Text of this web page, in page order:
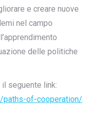
e creare nuove
nel campo
delle politiche
seguente link:
paths-of-cooperation/